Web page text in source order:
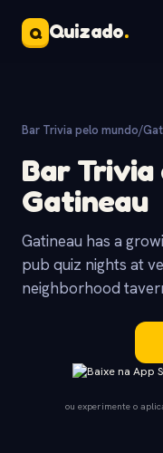
Q Quizado.
Bar Trivia pelo mundo/
Bar Trivia
Gatineau
Gatineau has a
pub quiz nights at
neighborhood
ou experimente o